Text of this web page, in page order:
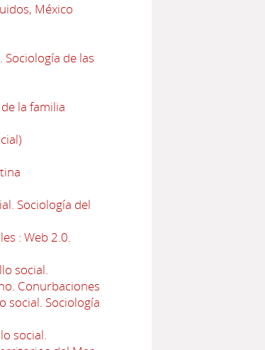
México
de las
la familia
Sociología del
: Web 2.0.
social.
Conurbaciones
social. Sociología
social.